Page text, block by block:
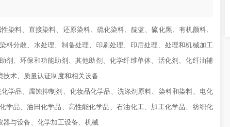
染料、直接染料、还原染料、硫化染料、靛蓝、硫化黑、有机颜料、
料分散、水处理、制备处理、印刷处理、印后处理、处理和机械加工
剂、环保和功能助剂、其他助剂、化学纤维单体、活化剂、化纤油辅
术、质量认证制度和相关设备
学品、腐蚀抑制剂、化妆品化学品、洗涤剂原料、染料和染料、电化
学品、油田化学品、高性能化学品、石油化工、加工化学品、纺织化
与设备、化学加工设备、机械